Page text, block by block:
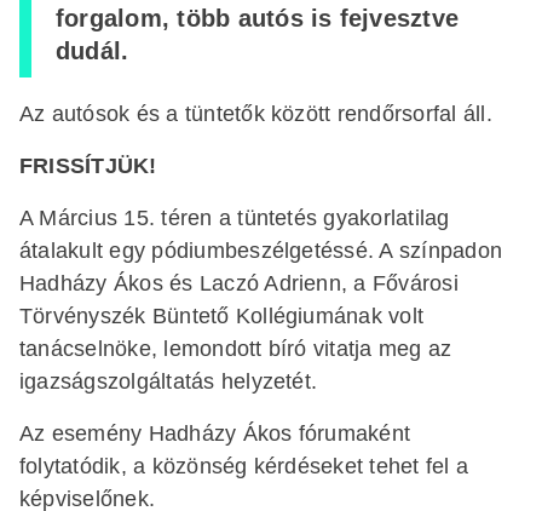
forgalom, több autós is fejvesztve
dudál.
Az autósok és a tüntetők között rendőrsorfal áll.
FRISSÍTJÜK!
A Március 15. téren a tüntetés gyakorlatilag
átalakult egy pódiumbeszélgetéssé. A színpadon
Hadházy Ákos és Laczó Adrienn, a Fővárosi
Törvényszék Büntető Kollégiumának volt
tanácselnöke, lemondott bíró vitatja meg az
igazságszolgáltatás helyzetét.
Az esemény Hadházy Ákos fórumaként
folytatódik, a közönség kérdéseket tehet fel a
képviselőnek.